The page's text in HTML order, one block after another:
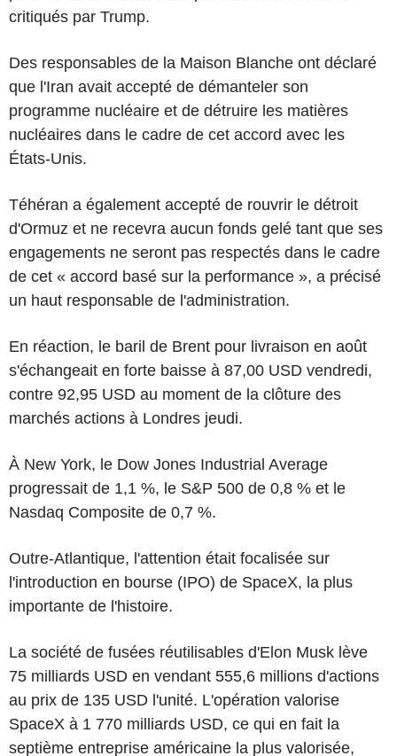
critiqués par Trump.
Des responsables de la Maison Blanche ont déclaré
que l'Iran avait accepté de démanteler son
programme nucléaire et de détruire les matières
nucléaires dans le cadre de cet accord avec les
États-Unis.
Téhéran a également accepté de rouvrir le détroit
d'Ormuz et ne recevra aucun fonds gelé tant que ses
engagements ne seront pas respectés dans le cadre
de cet « accord basé sur la performance », a précisé
un haut responsable de l'administration.
En réaction, le baril de Brent pour livraison en août
s'échangeait en forte baisse à 87,00 USD vendredi,
contre 92,95 USD au moment de la clôture des
marchés actions à Londres jeudi.
À New York, le Dow Jones Industrial Average
progressait de 1,1 %, le S&P 500 de 0,8 % et le
Nasdaq Composite de 0,7 %.
Outre-Atlantique, l'attention était focalisée sur
l'introduction en bourse (IPO) de SpaceX, la plus
importante de l'histoire.
La société de fusées réutilisables d'Elon Musk lève
75 milliards USD en vendant 555,6 millions d'actions
au prix de 135 USD l'unité. L'opération valorise
SpaceX à 1 770 milliards USD, ce qui en fait la
septième entreprise américaine la plus valorisée,